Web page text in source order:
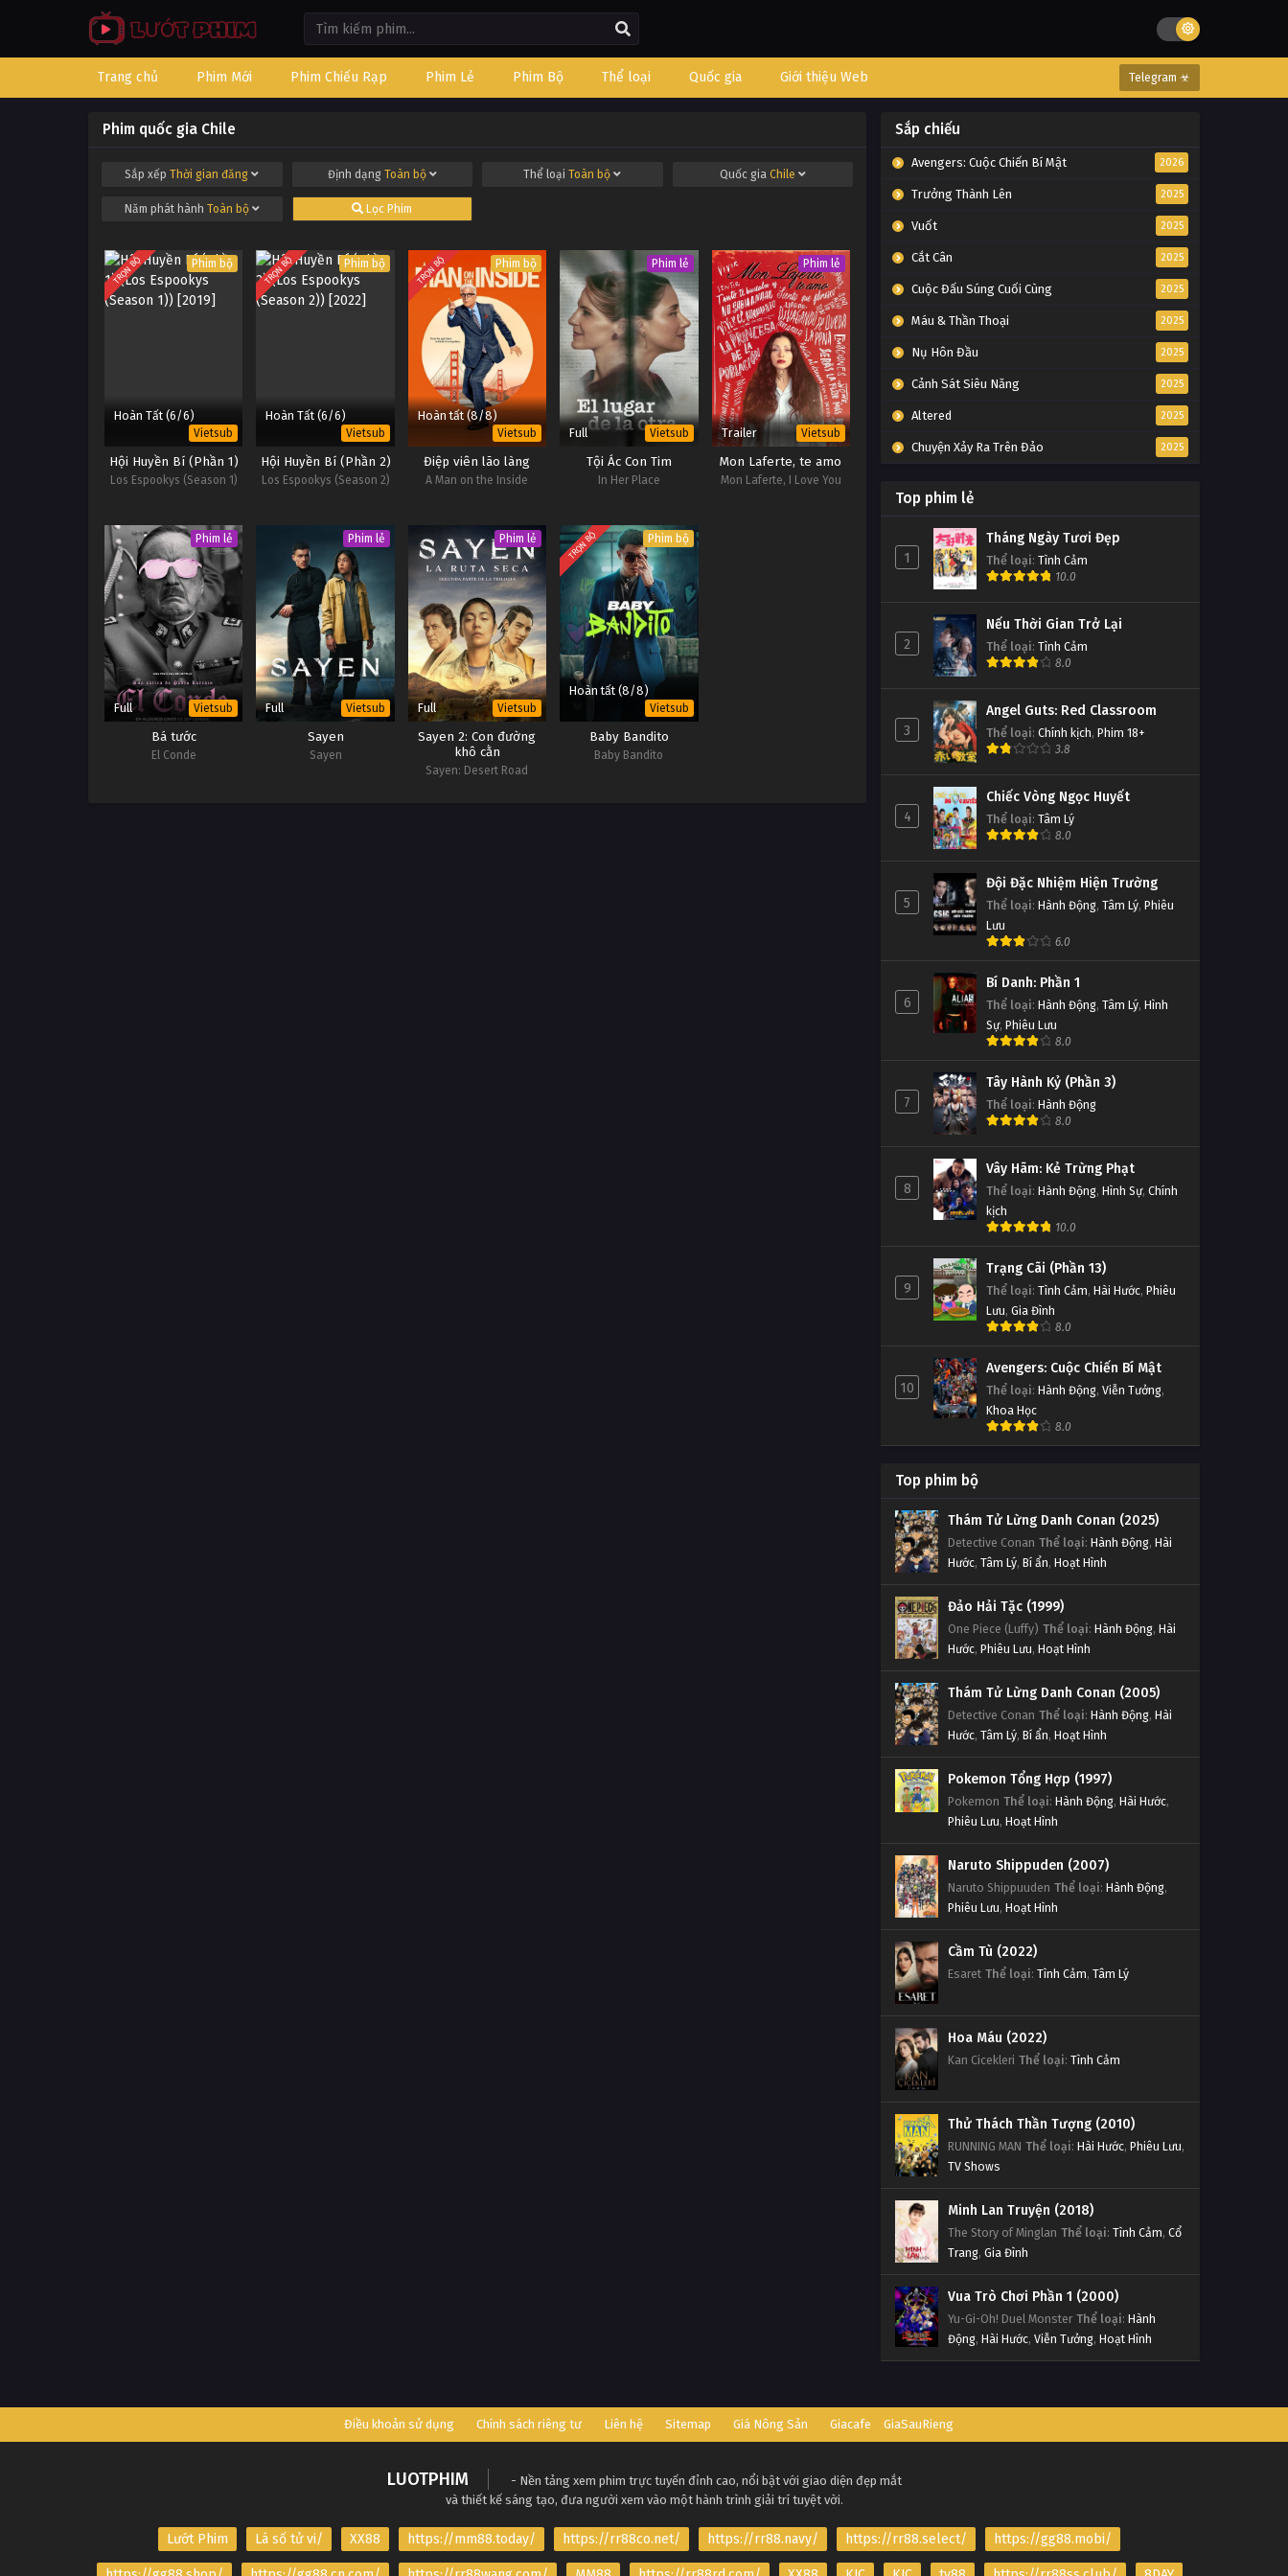
Trang chủ Phim Mới Phim Chiếu Rạp Phim Lẻ Phim Bộ Thể loại Quốc gia Giới thiệu Web Telegram ☣
Phim quốc gia Chile
Sắp xếpThời gian đăng Định dạng Toàn bộ Thể loạiToàn bộ Quốc gia Chile
Năm phát hành Toàn bộ Lọc Phim
TRỌN BỘ Phim bộ
Hoàn Tất (6/6)
Vietsub
Hội Huyền Bí (Phần 1)
Los Espookys (Season 1)
TRỌN BỘ Phim bộ
Hoàn Tất (6/6)
Vietsub
Hội Huyền Bí (Phần 2)
Los Espookys (Season 2)
TRỌN BỘ Phim bộ
Hoàn tất (8/8)
Vietsub
Điệp viên lão làng
A Man on the Inside
Phim lẻ
Full Vietsub
Tội Ác Con Tim
In Her Place
Phim lẻ
Trailer Vietsub
Mon Laferte, te amo
Mon Laferte, I Love You
Phim lẻ
Full Vietsub
Bá tước
El Conde
Phim lẻ
Full Vietsub
Sayen
Sayen
Phim lẻ
Full Vietsub
Sayen 2: Con đường
khô cằn
Sayen: Desert Road
TRỌN BỘ Phim bộ
Hoàn tất (8/8)
Vietsub
Baby Bandito
Baby Bandito
Sắp chiếu
Avengers: Cuộc Chiến Bí Mật 2026
Trưởng Thành Lên 2025
Vuốt 2025
Cắt Cân 2025
Cuộc Đấu Súng Cuối Cùng 2025
Máu & Thần Thoại 2025
Nụ Hôn Đầu 2025
Cảnh Sát Siêu Năng 2025
Altered 2025
Chuyện Xảy Ra Trên Đảo 2025
Top phim lẻ
1
Tháng Ngày Tươi Đẹp
Thể loại: Tình Cảm
10.0
2
Nếu Thời Gian Trở Lại
Thể loại: Tình Cảm
8.0
3
Angel Guts: Red Classroom
Thể loại: Chính kịch, Phim 18+
3.8
4
Chiếc Vòng Ngọc Huyết
Thể loại: Tâm Lý
8.0
5
Đội Đặc Nhiệm Hiện Trường
Thể loại: Hành Động, Tâm Lý, Phiêu
Lưu
6.0
6
Bí Danh: Phần 1
Thể loại: Hành Động, Tâm Lý, Hình
Sự, Phiêu Lưu
8.0
7
Tây Hành Kỷ (Phần 3)
Thể loại: Hành Động
8.0
8
Vây Hãm: Kẻ Trừng Phạt
Thể loại: Hành Động, Hình Sự, Chính
kịch
10.0
9
Trạng Cãi (Phần 13)
Thể loại: Tình Cảm, Hài Hước, Phiêu
Lưu, Gia Đình
8.0
10
Avengers: Cuộc Chiến Bí Mật
Thể loại: Hành Động, Viễn Tưởng,
Khoa Học
8.0
Top phim bộ
Thám Tử Lừng Danh Conan (2025)
Detective Conan Thể loại: Hành Động, Hài
Hước, Tâm Lý, Bí ẩn, Hoạt Hình
Đảo Hải Tặc (1999)
One Piece (Luffy) Thể loại: Hành Động, Hài
Hước, Phiêu Lưu, Hoạt Hình
Thám Tử Lừng Danh Conan (2005)
Detective Conan Thể loại: Hành Động, Hài
Hước, Tâm Lý, Bí ẩn, Hoạt Hình
Pokemon Tổng Hợp (1997)
Pokemon Thể loại: Hành Động, Hài Hước,
Phiêu Lưu, Hoạt Hình
Naruto Shippuden (2007)
Naruto Shippuuden Thể loại: Hành Động,
Phiêu Lưu, Hoạt Hình
Cầm Tù (2022)
Esaret Thể loại: Tình Cảm, Tâm Lý
Hoa Máu (2022)
Kan Cicekleri Thể loại: Tình Cảm
Thử Thách Thần Tượng (2010)
RUNNING MAN Thể loại: Hài Hước, Phiêu Lưu,
TV Shows
Minh Lan Truyện (2018)
The Story of Minglan Thể loại: Tình Cảm, Cổ
Trang, Gia Đình
Vua Trò Chơi Phần 1 (2000)
Yu-Gi-Oh! Duel Monster Thể loại: Hành
Động, Hài Hước, Viễn Tưởng, Hoạt Hình
Điều khoản sử dụng Chính sách riêng tư Liên hệ Sitemap Giá Nông Sản Giacafe GiaSauRieng
LUOTPHIM
- Nền tảng xem phim trực tuyến đỉnh cao, nổi bật với giao diện đẹp mắt
và thiết kế sáng tạo, đưa người xem vào một hành trình giải trí tuyệt vời.
Lướt Phim Lá số tử vi/ XX88 https://mm88.today/ https://rr88co.net/ https://rr88.navy/ https://rr88.select/ https://gg88.mobi/